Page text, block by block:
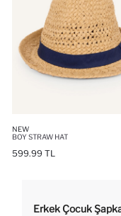
NEW
BOY STRAW HAT
599.99 TL
Erkek Çocuk